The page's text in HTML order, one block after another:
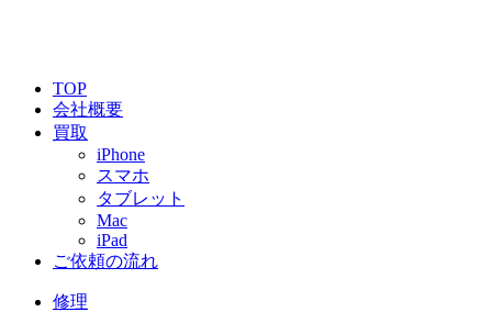
TOP
会社概要
買取
iPhone
スマホ
タブレット
Mac
iPad
ご依頼の流れ
修理